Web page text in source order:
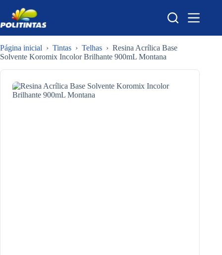
para
o
conteúdo
Página inicial › Tintas › Telhas › Resina Acrílica Base
Solvente Koromix Incolor Brilhante 900mL Montana